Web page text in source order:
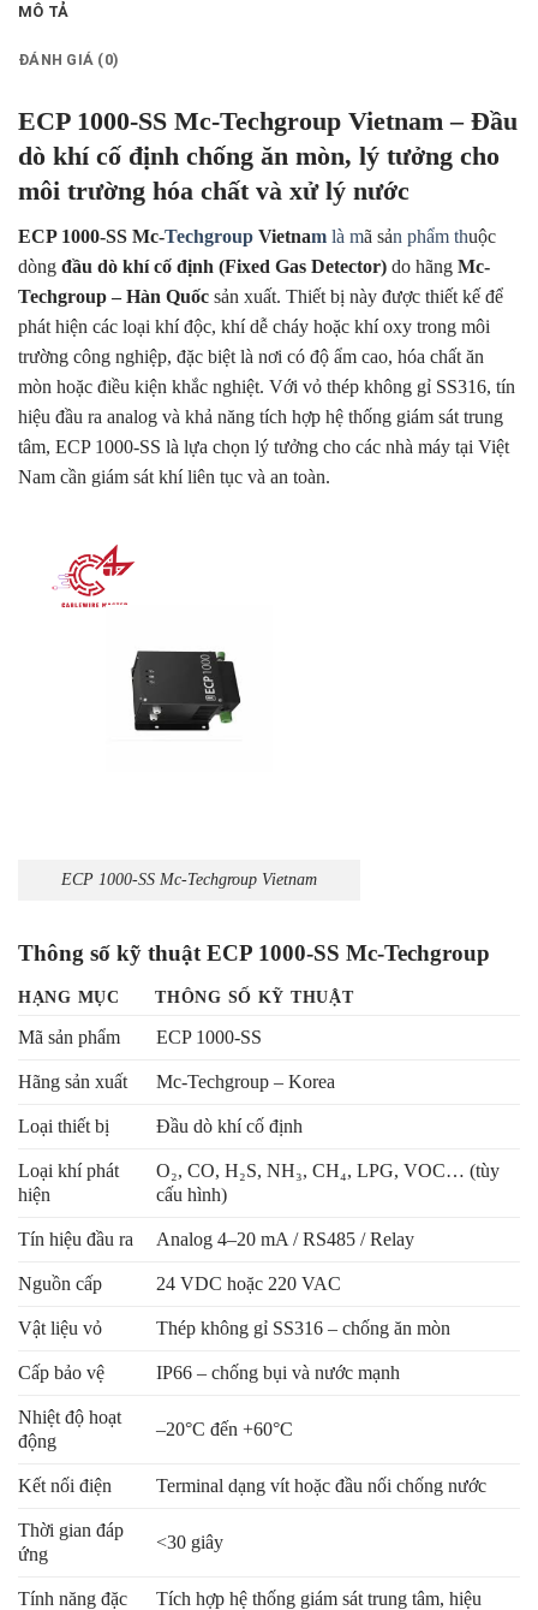
MÔ TẢ
ĐÁNH GIÁ (0)
ECP 1000-SS Mc-Techgroup Vietnam – Đầu
dò khí cố định chống ăn mòn, lý tưởng cho
môi trường hóa chất và xử lý nước
ECP 1000-SS Mc-Techgroup Vietnam là mã sản phẩm thuộc
dòng đầu dò khí cố định (Fixed Gas Detector) do hãng Mc-
Techgroup – Hàn Quốc sản xuất. Thiết bị này được thiết kế để
phát hiện các loại khí độc, khí dễ cháy hoặc khí oxy trong môi
trường công nghiệp, đặc biệt là nơi có độ ẩm cao, hóa chất ăn
mòn hoặc điều kiện khắc nghiệt. Với vỏ thép không gỉ SS316, tín
hiệu đầu ra analog và khả năng tích hợp hệ thống giám sát trung
tâm, ECP 1000-SS là lựa chọn lý tưởng cho các nhà máy tại Việt
Nam cần giám sát khí liên tục và an toàn.
ECP 1000-SS Mc-Techgroup Vietnam
Thông số kỹ thuật ECP 1000-SS Mc-Techgroup
HẠNG MỤC THÔNG SỐ KỸ THUẬT
Mã sản phẩm ECP 1000-SS
Hãng sản xuất Mc-Techgroup – Korea
Loại thiết bị Đầu dò khí cố định
Loại khí phát
hiện
O₂, CO, H₂S, NH₃, CH₄, LPG, VOC… (tùy
cấu hình)
Tín hiệu đầu ra Analog 4–20 mA / RS485 / Relay
Nguồn cấp 24 VDC hoặc 220 VAC
Vật liệu vỏ Thép không gỉ SS316 – chống ăn mòn
Cấp bảo vệ IP66 – chống bụi và nước mạnh
Nhiệt độ hoạt
động
–20°C đến +60°C
Kết nối điện Terminal dạng vít hoặc đầu nối chống nước
Thời gian đáp
ứng
<30 giây
Tính năng đặc
Tích hợp hệ thống giám sát trung tâm, hiệu